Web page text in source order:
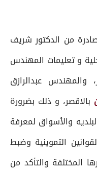
من الدكتور شريف
و تعليمات المهندس
والمهندس عبدالرازق
بالاقصر، و ذلك بضرورة
والأسواق لمعرفة
التموينية وضبط
المختلفة والتأكد من